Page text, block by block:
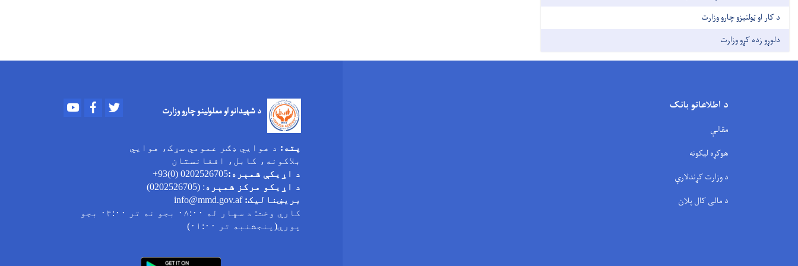
د کار او ټولنیزو چارو وزارت
دلوړو زده کړو وزارت
د اطلاعاتو بانک
مقالې
هوکړه لیکونه
د وزارت کړندلارې
د مالی کال پلان
د شهیدانو او معلولینو چارو وزارت Youtube Facebook
پته: د هوایي ډګر عمومي سړک، هوایي
بلاکونه، کابل، افغانستان
د اړیکې شمېره:0202526705 (0)93+
د اړیکو مرکز شمېره : (0202526705)
بریښنالیک:info@mmd.gov.af
کاري وخت
: د سهار له ۰۸:۰۰ بجو نه تر ۰۴:۰۰ بجو
پورې(پنجشنبه تر ۰۱:۰۰)